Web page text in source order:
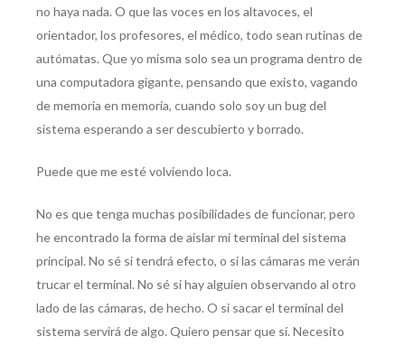
no haya nada. O que las voces en los altavoces, el
orientador, los profesores, el médico, todo sean rutinas de
autómatas. Que yo misma solo sea un programa dentro de
una computadora gigante, pensando que existo, vagando
de memoria en memoria, cuando solo soy un bug del
sistema esperando a ser descubierto y borrado.
Puede que me esté volviendo loca.
No es que tenga muchas posibilidades de funcionar, pero
he encontrado la forma de aislar mi terminal del sistema
principal. No sé si tendrá efecto, o si las cámaras me verán
trucar el terminal. No sé si hay alguien observando al otro
lado de las cámaras, de hecho. O si sacar el terminal del
sistema servirá de algo. Quiero pensar que sí. Necesito